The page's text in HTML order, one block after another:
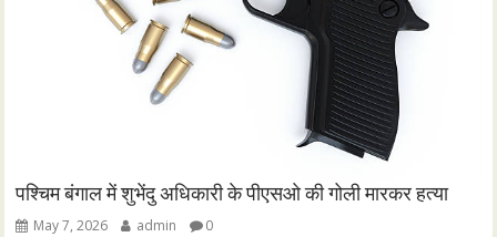
पश्चिम बंगाल में शुभेंदु अधिकारी के पीएसओ की गोली मारकर हत्या
May 7, 2026 admin 0